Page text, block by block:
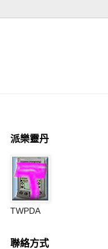
派樂靈丹
TWPDA
聯絡方式